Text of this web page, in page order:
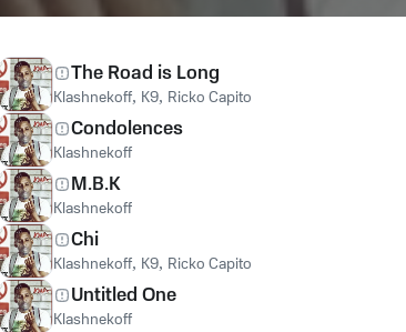
The Road is Long
Klashnekoff, K9, Ricko Capito
Condolences
Klashnekoff
M.B.K
Klashnekoff
Chi
Klashnekoff, K9, Ricko Capito
Untitled One
Klashnekoff